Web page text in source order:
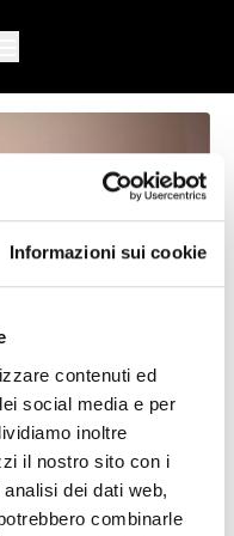
Informazioni sui cookie
contenuti ed
social media e per
inoltre
il nostro sito con i
dei dati web,
combinarle
A Stare #6